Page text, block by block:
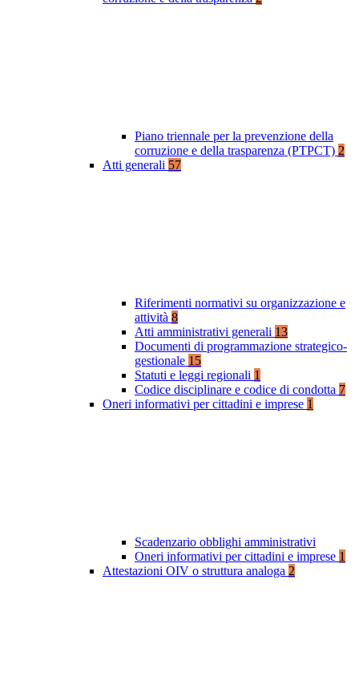
Piano triennale per la prevenzione della
corruzione e della trasparenza (PTPCT) 2
Atti generali 57
Riferimenti normativi su organizzazione e
attività 8
Atti amministrativi generali 13
Documenti di programmazione strategico-
gestionale 15
Statuti e leggi regionali 1
Codice disciplinare e codice di condotta 7
Oneri informativi per cittadini e imprese 1
Scadenzario obblighi amministrativi
Oneri informativi per cittadini e imprese 1
Attestazioni OIV o struttura analoga 2